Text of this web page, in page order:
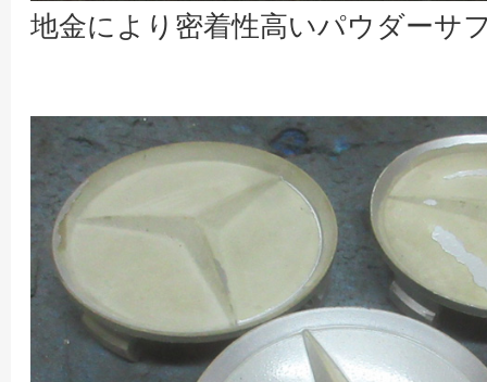
地金により密着性高いパウダーサ